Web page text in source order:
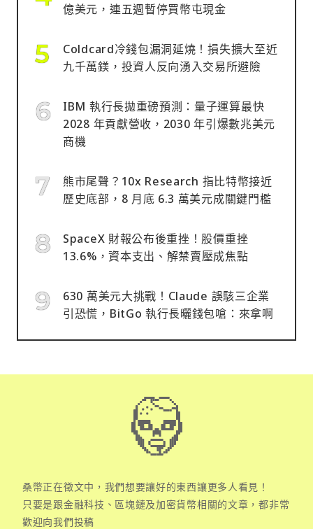
億美元，連五週暫停買幣屯現金
Coldcard冷錢包漏洞延燒！損失擴大至近
九千萬鎂，投資人反向湧入交易所避險
IBM 執行長拋重磅預測：量子運算最快
2028 年貢獻營收，2030 年引爆數兆美元
商機
熊市尾聲？10x Research 指比特幣接近
歷史底部，8 月底 6.3 萬美元成關鍵門檻
SpaceX 財報公布後重挫！股價重挫
13.6%，資本支出、解禁賣壓成焦點
630 萬美元大挑戰！Claude 誤駭三企業
引恐慌，BitGo 執行長曬錢包嗆：來拿啊
桑幣正在徵文中，我們想要讓好的東西讓更多人看見！
只要是跟金融科技、區塊鏈及加密貨幣相關的文章，都非常
歡迎向我們投稿